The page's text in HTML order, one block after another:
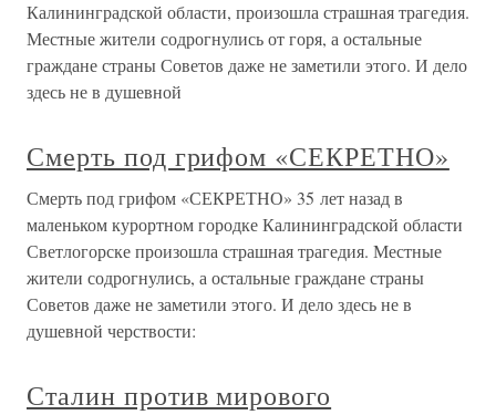
Калининградской области, произошла страшная трагедия.
Местные жители содрогнулись от горя, а остальные
граждане страны Советов даже не заметили этого. И дело
здесь не в душевной
Смерть под грифом «СЕКРЕТНО»
Смерть под грифом «СЕКРЕТНО» 35 лет назад в
маленьком курортном городке Калининградской области
Светлогорске произошла страшная трагедия. Местные
жители содрогнулись, а остальные граждане страны
Советов даже не заметили этого. И дело здесь не в
душевной черствости:
Сталин против мирового